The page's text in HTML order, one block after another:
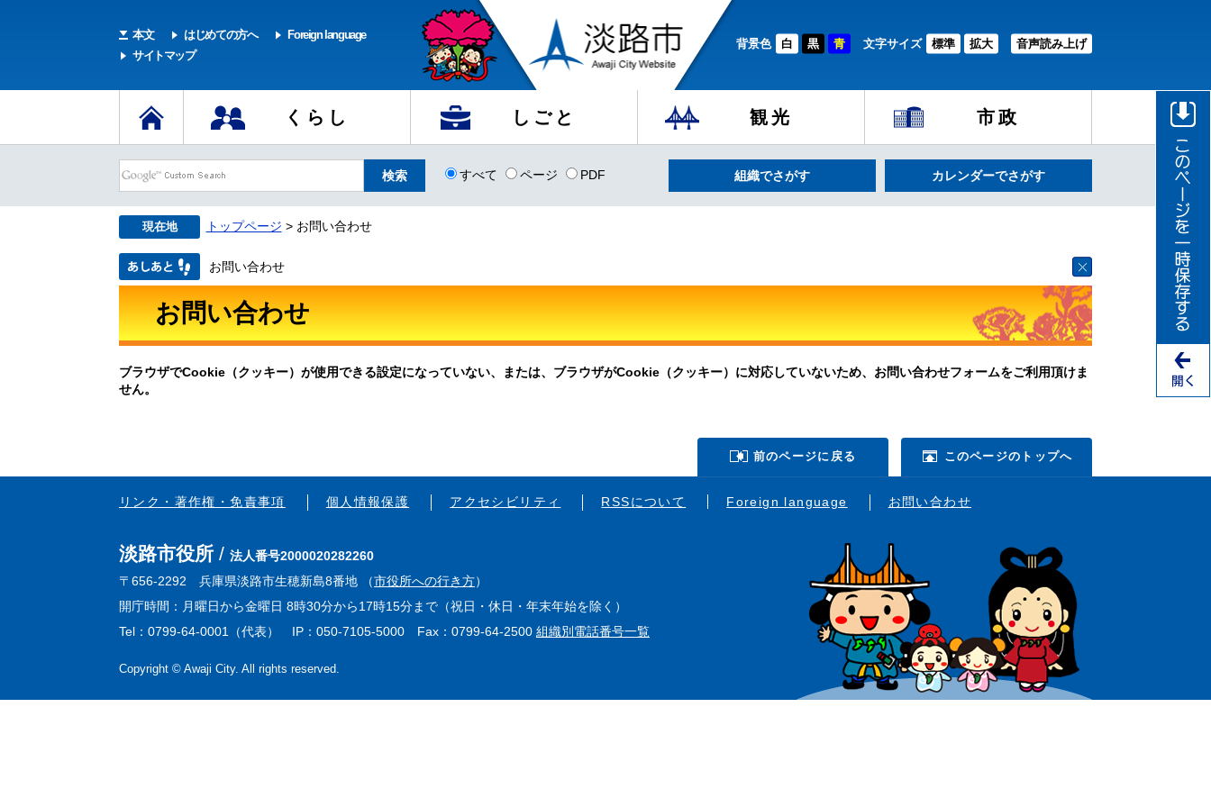
本文 はじめての方へ
Foreign language
サイトマップ
背景色 白 黒 青 文字サイズ 標準 拡大 音声読み上げ
くらし しごと 観光 市政
すべて ページ PDF 組織でさがす カレンダーでさがす
現在地 トップページ > お問い合わせ
お問い合わせ
お問い合わせ
ブラウザでCookie（クッキー）が使用できる設定になっていない、または、ブラウザがCookie（クッキー）に対応していないため、お問い合わせフォームをご利用頂けま
せん。
前のページに戻る このページのトップへ
リンク・著作権・免責事項 個人情報保護 アクセシビリティ RSSについて Foreign language お問い合わせ
淡路市役所
法人番号2000020282260
〒656-2292 兵庫県淡路市生穂新島8番地 （市役所への行き方）
開庁時間：月曜日から金曜日 8時30分から17時15分まで（祝日・休日・年末年始を除く）
Tel：0799-64-0001（代表） IP：050-7105-5000 Fax：0799-64-2500 組織別電話番号一覧
Copyright © Awaji City. All rights reserved.